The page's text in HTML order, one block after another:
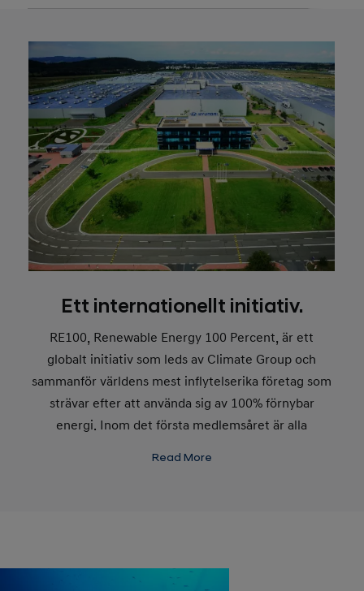
Ett internationellt initiativ.
RE100, Renewable Energy 100 Percent, är ett
globalt initiativ som leds av Climate Group och
sammanför världens mest inflytelserika företag som
strävar efter att använda sig av 100% förnybar
energi. Inom det första medlemsåret är alla
Read More